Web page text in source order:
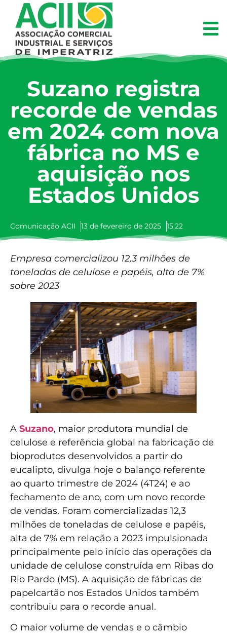
Suzano registra
recorde de vendas
em 2024 com nova
fábrica no MS e
aquisição nos
Estados Unidos
Comunicação ACII 13 de fevereiro de 2025 15:22
Empresa comercializou 12,3 milhões de
toneladas de celulose e papéis, alta de 7%
sobre 2023
A Suzano, maior produtora mundial de
celulose e referência global na fabricação de
bioprodutos desenvolvidos a partir do
eucalipto, divulga hoje o balanço referente
ao quarto trimestre de 2024 (4T24) e ao
fechamento de ano, com um novo recorde
de vendas. Foram comercializadas 12,3
milhões de toneladas de celulose e papéis,
alta de 7% em relação a 2023 impulsionada
principalmente pelo início das operações da
unidade de celulose construída em Ribas do
Rio Pardo (MS). A aquisição de fábricas de
papelcartão nos Estados Unidos também
contribuiu para o recorde anual.
O maior volume de vendas e o câmbio